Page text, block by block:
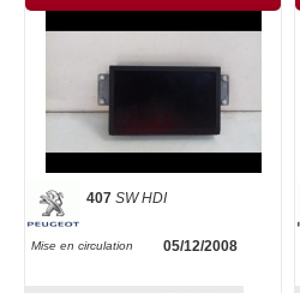
407 SW HDI
Mise en circulation 05/12/2008